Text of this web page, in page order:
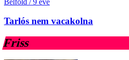
Belföld / 9 éve
Tarlós nem vacakolna
Friss